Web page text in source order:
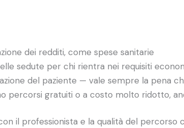
dei redditi, come spese sanitarie
sedute per chi rientra nei requisiti
del paziente — vale sempre la pena
percorsi gratuiti o a costo molto ridotto,
il professionista e la qualità del